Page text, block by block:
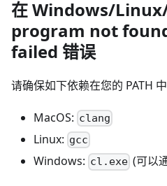
在 Windows/
program not
failed 错误
请确保如下依赖在您的 PATH 中
MacOS: clang
Linux: gcc
Windows: cl.exe (可以